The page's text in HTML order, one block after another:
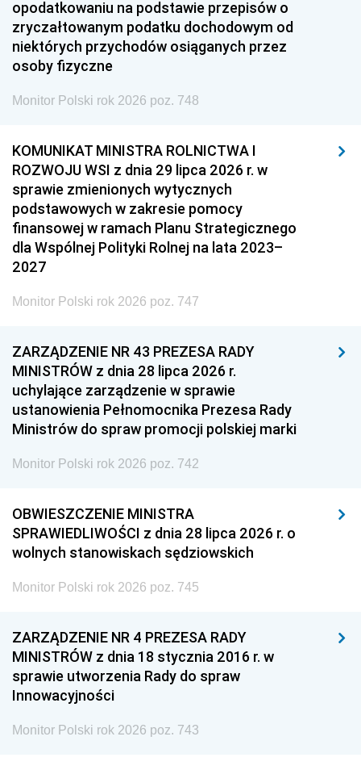
opodatkowaniu na podstawie przepisów o
zryczałtowanym podatku dochodowym od
niektórych przychodów osiąganych przez
osoby fizyczne
Monitor Polski rok 2026 poz. 748
KOMUNIKAT MINISTRA ROLNICTWA I
ROZWOJU WSI z dnia 29 lipca 2026 r. w
sprawie zmienionych wytycznych
podstawowych w zakresie pomocy
finansowej w ramach Planu Strategicznego
dla Wspólnej Polityki Rolnej na lata 2023–
2027
Monitor Polski rok 2026 poz. 747
ZARZĄDZENIE NR 43 PREZESA RADY
MINISTRÓW z dnia 28 lipca 2026 r.
uchylające zarządzenie w sprawie
ustanowienia Pełnomocnika Prezesa Rady
Ministrów do spraw promocji polskiej marki
Monitor Polski rok 2026 poz. 742
OBWIESZCZENIE MINISTRA
SPRAWIEDLIWOŚCI z dnia 28 lipca 2026 r. o
wolnych stanowiskach sędziowskich
Monitor Polski rok 2026 poz. 745
ZARZĄDZENIE NR 4 PREZESA RADY
MINISTRÓW z dnia 18 stycznia 2016 r. w
sprawie utworzenia Rady do spraw
Innowacyjności
Monitor Polski rok 2026 poz. 743